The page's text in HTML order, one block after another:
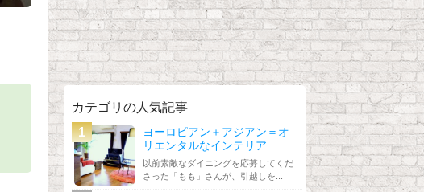
カテゴリの人気記事
ヨーロピアン＋アジアン＝オ
リエンタルなインテリア
以前素敵なダイニングを応募してくだ
さった「もも」さんが、引越しを...